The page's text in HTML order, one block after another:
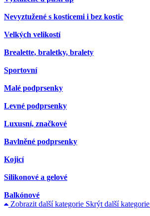
Nevyztužené s kosticemi i bez kostic
Velkých velikostí
Brealette, braletky, bralety
Sportovní
Malé podprsenky
Levné podprsenky
Luxusní, značkové
Bavlněné podprsenky
Kojicí
Silikonové a gelové
Balkónové
Zobrazit další kategorie Skrýt další kategorie